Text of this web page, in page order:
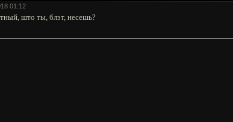
01:12
што ты, блэт, несешь?